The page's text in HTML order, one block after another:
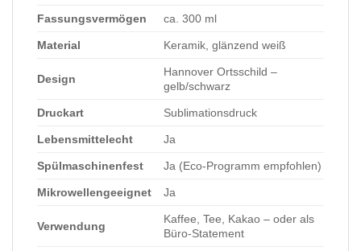
Fassungsvermögen ca. 300 ml
Material Keramik, glänzend weiß
Design
Hannover Ortsschild –
gelb/schwarz
Druckart Sublimationsdruck
Lebensmittelecht Ja
Spülmaschinenfest Ja (Eco-Programm empfohlen)
Mikrowellengeeignet Ja
Verwendung
Kaffee, Tee, Kakao – oder als
Büro-Statement